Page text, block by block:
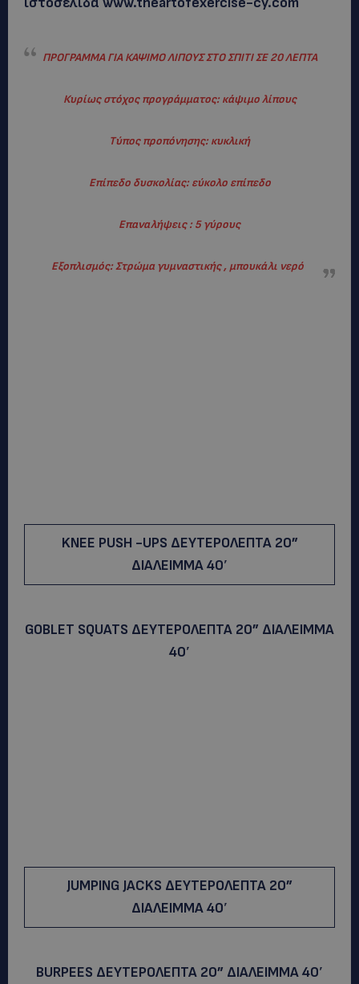
ΠΡΟΓΡΑΜΜΑ ΓΙΑ ΚΑΨΙΜΟ ΛΙΠΟΥΣ ΣΤΟ ΣΠΙΤΙΣΕ 20 ΛΕΠΤΑ
Κυρίως στόχος προγράμματος: κάψιμο λίπους
Τύπος προπόνησης: κυκλική
Επίπεδο δυσκολίας: εύκολο επίπεδο
Επαναλήψεις : 5 γύρους
Εξοπλισμός: Στρώμα γυμναστικής , μπουκάλι νερό
KNEE PUSH -UPS ΔΕΥΤΕΡΟΛΕΠΤΑ 20”
ΔΙΑΛΕΙΜΜΑ 40′
GΟBLET SQUATS ΔΕΥΤΕΡΟΛΕΠΤΑ 20” ΔΙΑΛΕΙΜΜΑ
40′
JUMPING JACKS ΔΕΥΤΕΡΟΛΕΠΤΑ 20”
ΔΙΑΛΕΙΜΜΑ 40′
BURPEES ΔΕΥΤΕΡΟΛΕΠΤΑ 20” ΔΙΑΛΕΙΜΜΑ 40′